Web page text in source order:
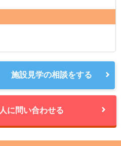
施設見学の相談をする
に問い合わせる